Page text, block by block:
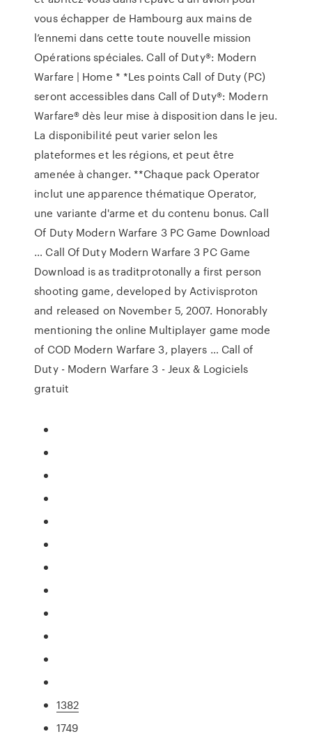
vous échapper de Hambourg aux mains de
l’ennemi dans cette toute nouvelle mission
Opérations spéciales. Call of Duty®: Modern
Warfare | Home * *Les points Call of Duty (PC)
seront accessibles dans Call of Duty®: Modern
Warfare® dès leur mise à disposition dans le jeu.
La disponibilité peut varier selon les
plateformes et les régions, et peut être
amenée à changer. **Chaque pack Operator
inclut une apparence thématique Operator,
une variante d'arme et du contenu bonus. Call
Of Duty Modern Warfare 3 PC Game Download
… Call Of Duty Modern Warfare 3 PC Game
Download is as traditprotonally a first person
shooting game, developed by Activisproton
and released on November 5, 2007. Honorably
mentioning the online Multiplayer game mode
of COD Modern Warfare 3, players … Call of
Duty - Modern Warfare 3 - Jeux & Logiciels
gratuit
1382
1749